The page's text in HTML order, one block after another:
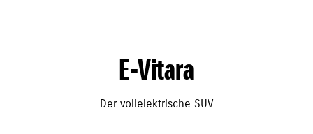
E-Vitara
Der vollelektrische SUV